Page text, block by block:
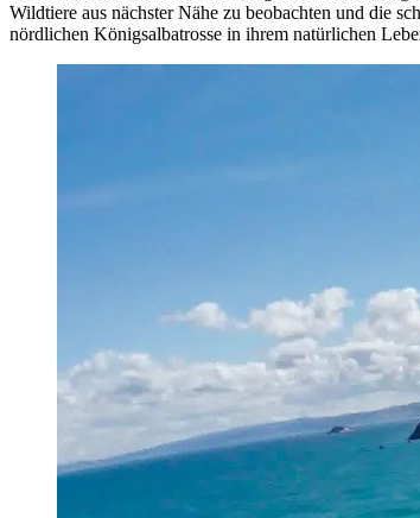
Wildtiere aus nächster Nähe zu beobachten und die
nördlichen Königsalbatrosse in ihrem natürlichen